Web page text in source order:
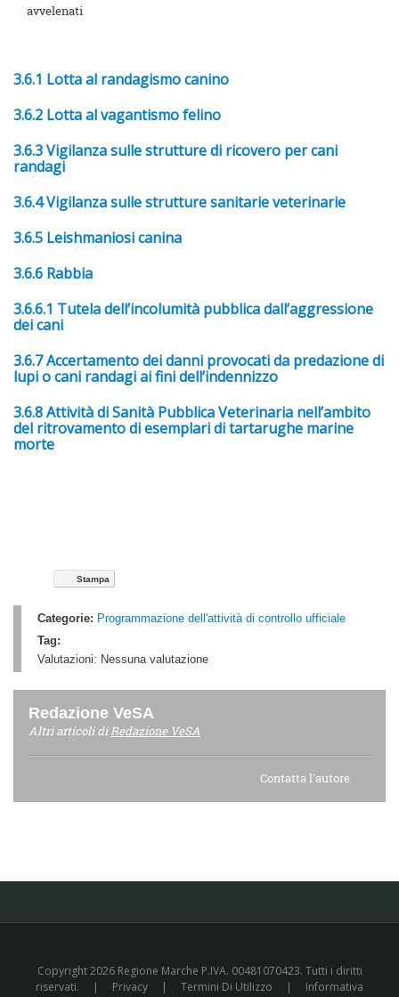
avvelenati
3.6.1 Lotta al randagismo canino
3.6.2 Lotta al vagantismo felino
3.6.3 Vigilanza sulle strutture di ricovero per cani
randagi
3.6.4 Vigilanza sulle strutture sanitarie veterinarie
3.6.5 Leishmaniosi canina
3.6.6 Rabbia
3.6.6.1 Tutela dell’incolumità pubblica dall’aggressione
dei cani
3.6.7 Accertamento dei danni provocati da predazione di
lupi o cani randagi ai fini dell’indennizzo
3.6.8 Attività di Sanità Pubblica Veterinaria nell’ambito
del ritrovamento di esemplari di tartarughe marine
morte
Stampa
Categorie: Programmazione dell'attività di controllo ufficiale
Tag:
Valutazioni: Nessuna valutazione
Redazione VeSA
Altri articoli diRedazione VeSA
Contatta l'autore
Copyright 2026 Regione Marche P.IVA. 00481070423. Tutti i diritti
riservati.
| Privacy | Termini Di Utilizzo |
Informativa